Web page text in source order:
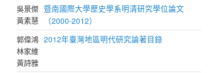
吳景傑
黃素慧
暨南國際大學歷史學系明清研究學位論文
（2000-2012）
郭偉鴻
林家維
黃詩雅
2012年臺灣地區明代研究論著目錄